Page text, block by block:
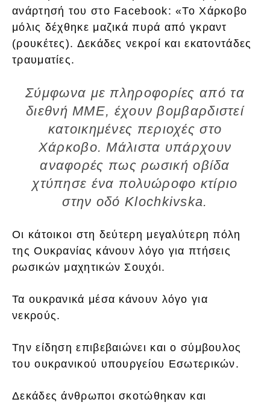
ανάρτησή του στο Facebook: «Το Χάρκοβο
μόλις δέχθηκε μαζικά πυρά από γκραντ
(ρουκέτες). Δεκάδες νεκροί και εκατοντάδες
τραυματίες.
Σύμφωνα με πληροφορίες από τα
διεθνή ΜΜΕ, έχουν βομβαρδιστεί
κατοικημένες περιοχές στο
Χάρκοβο. Μάλιστα υπάρχουν
αναφορές πως ρωσική οβίδα
χτύπησε ένα πολυώροφο κτίριο
στην οδό Klochkivska.
Οι κάτοικοι στη δεύτερη μεγαλύτερη πόλη
της Ουκρανίας κάνουν λόγο για πτήσεις
ρωσικών μαχητικών Σουχόι.
Τα ουκρανικά μέσα κάνουν λόγο για
νεκρούς.
Την είδηση επιβεβαιώνει και ο σύμβουλος
του ουκρανικού υπουργείου Εσωτερικών.
Δεκάδες άνθρωποι σκοτώθηκαν και